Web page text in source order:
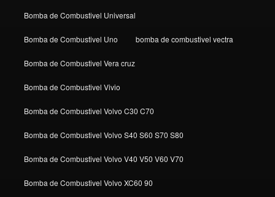
Bomba de Combustivel Universal
Bomba de Combustivel Uno bomba de combustivel vectra
Bomba de Combustivel Vera cruz
Bomba de Combustivel Vivio
Bomba de Combustivel Volvo C30 C70
Bomba de Combustivel Volvo S40 S60 S70 S80
Bomba de Combustivel Volvo V40 V50 V60 V70
Bomba de Combustivel Volvo XC60 90